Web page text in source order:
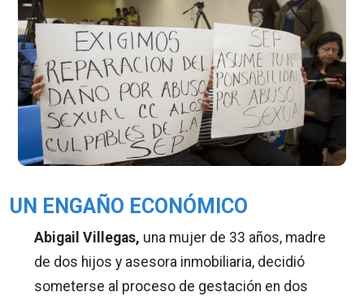
UN ENGAÑO ECONÓMICO
Abigail Villegas, una mujer de 33 años, madre
de dos hijos y asesora inmobiliaria, decidió
someterse al proceso de gestación en dos